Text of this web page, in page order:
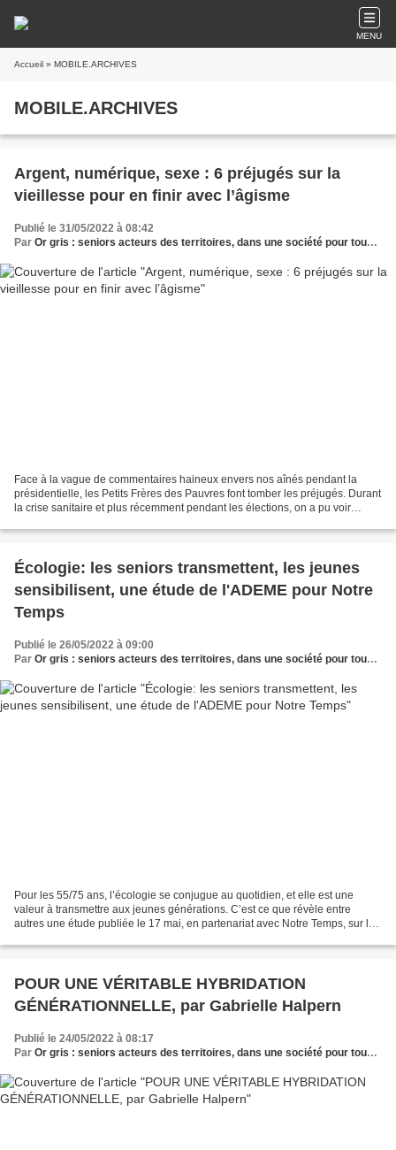
MENU
Accueil » MOBILE.ARCHIVES
MOBILE.ARCHIVES
Argent, numérique, sexe : 6 préjugés sur la
vieillesse pour en finir avec l’âgisme
Publié le 31/05/2022 à 08:42
Par Or gris : seniors acteurs des territoires, dans une société pour tous les âges
Face à la vague de commentaires haineux envers nos aînés pendant la
présidentielle, les Petits Frères des Pauvres font tomber les préjugés. Durant
la crise sanitaire et plus récemment pendant les élections, on a pu voir
Écologie: les seniors transmettent, les jeunes
sensibilisent, une étude de l'ADEME pour Notre
Temps
Publié le 26/05/2022 à 09:00
Par Or gris : seniors acteurs des territoires, dans une société pour tous les âges
Pour les 55/75 ans, l’écologie se conjugue au quotidien, et elle est une
valeur à transmettre aux jeunes générations. C’est ce que révèle entre
autres une étude publiée le 17 mai, en partenariat avec Notre Temps, sur les
POUR UNE VÉRITABLE HYBRIDATION
GÉNÉRATIONNELLE, par Gabrielle Halpern
Publié le 24/05/2022 à 08:17
Par Or gris : seniors acteurs des territoires, dans une société pour tous les âges